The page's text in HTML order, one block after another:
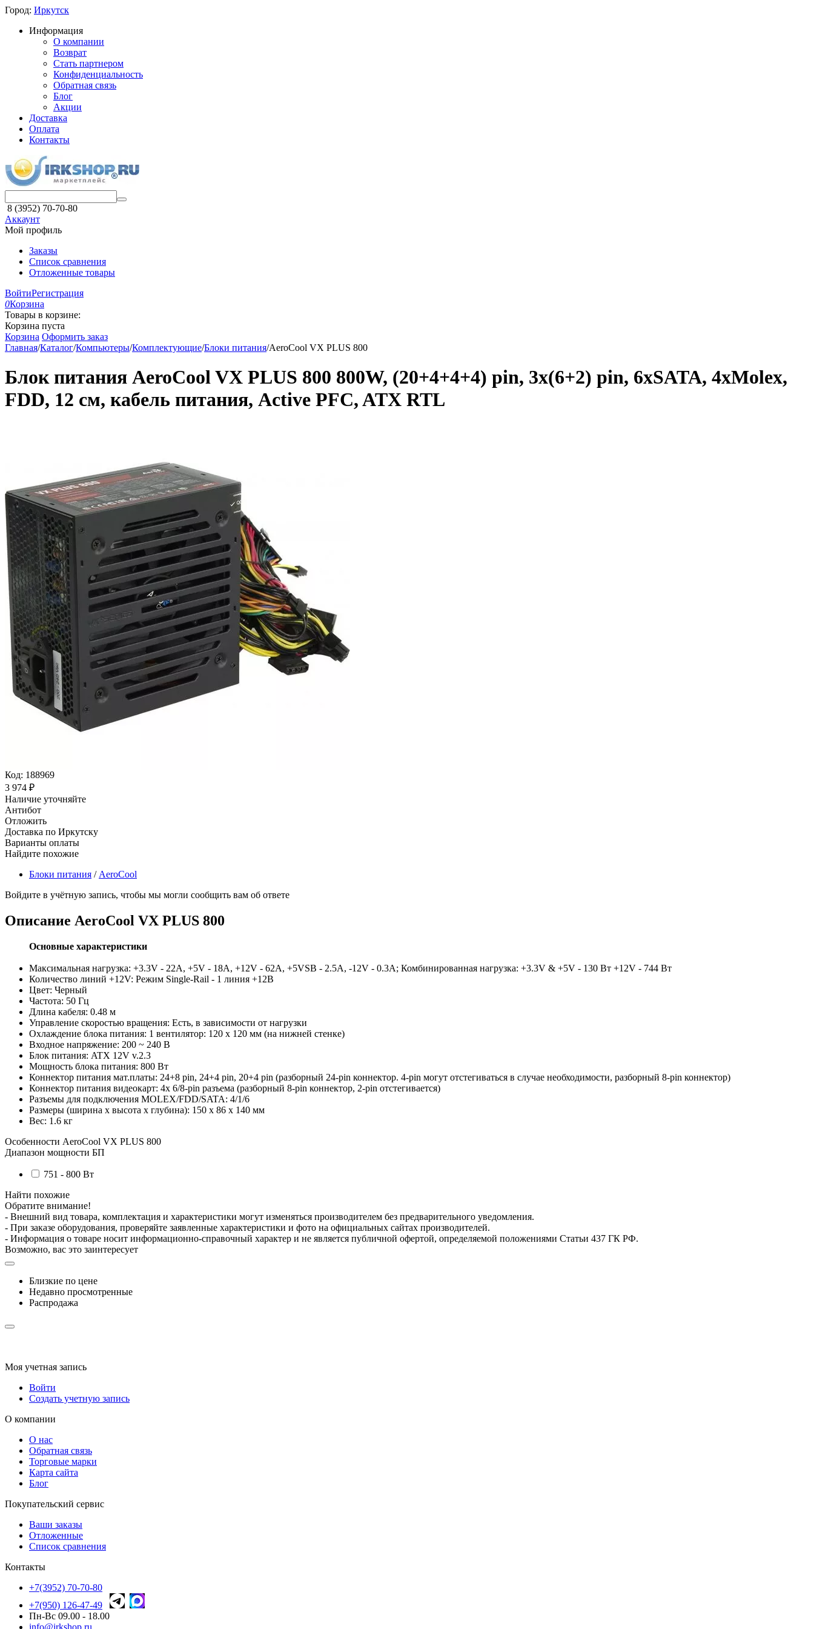
Город: Иркутск
Информация
О компании
Возврат
Стать партнером
Конфиденциальность
Обратная связь
Блог
Акции
Доставка
Оплата
Контакты
8 (3952) 70-70-80
Аккаунт
Мой профиль
Заказы
Список сравнения
Отложенные товары
ВойтиРегистрация
0Корзина
Товары в корзине:
Корзина пуста
Корзина Оформить заказ
Главная/Каталог/Компьютеры/Комплектующие/Блоки питания/AeroCool VX PLUS 800
Блок питания AeroCool VX PLUS 800 800W, (20+4+4+4) pin, 3x(6+2) pin, 6xSATA, 4xMolex,
FDD, 12 см, кабель питания, Active PFC, ATX RTL
Код: 188969
3 974 ₽
Наличие уточняйте
Антибот
Отложить
Доставка по Иркутску
Варианты оплаты
Найдите похожие
Блоки питания / AeroCool
Войдите в учётную запись, чтобы мы могли сообщить вам об ответе
Описание AeroCool VX PLUS 800
Основные характеристики
Максимальная нагрузка: +3.3V - 22A, +5V - 18A, +12V - 62A, +5VSB - 2.5A, -12V - 0.3A; Комбинированная нагрузка: +3.3V & +5V - 130 Вт +12V - 744 Вт
Количество линий +12V: Режим Single-Rail - 1 линия +12В
Цвет: Черный
Частота: 50 Гц
Длина кабеля: 0.48 м
Управление скоростью вращения: Есть, в зависимости от нагрузки
Охлаждение блока питания: 1 вентилятор: 120 x 120 мм (на нижней стенке)
Входное напряжение: 200 ~ 240 В
Блок питания: ATX 12V v.2.3
Мощность блока питания: 800 Вт
Коннектор питания мат.платы: 24+8 pin, 24+4 pin, 20+4 pin (разборный 24-pin коннектор. 4-pin могут отстегиваться в случае необходимости, разборный 8-pin коннектор)
Коннектор питания видеокарт: 4x 6/8-pin разъема (разборный 8-pin коннектор, 2-pin отстегивается)
Разъемы для подключения MOLEX/FDD/SATA: 4/1/6
Размеры (ширина x высота x глубина): 150 x 86 x 140 мм
Вес: 1.6 кг
Особенности AeroCool VX PLUS 800
Диапазон мощности БП
751 - 800 Вт
Найти похожие
Обратите внимание!
- Внешний вид товара, комплектация и характеристики могут изменяться производителем без предварительного уведомления.
- При заказе оборудования, проверяйте заявленные характеристики и фото на официальных сайтах производителей.
- Информация о товаре носит информационно-справочный характер и не является публичной офертой, определяемой положениями Статьи 437 ГК РФ.
Возможно, вас это заинтересует
Близкие по цене
Недавно просмотренные
Распродажа
Моя учетная запись
Войти
Создать учетную запись
О компании
О нас
Обратная связь
Торговые марки
Карта сайта
Блог
Покупательский сервис
Ваши заказы
Отложенные
Список сравнения
Контакты
+7(3952) 70-70-80
+7(950) 126-47-49
Пн-Вс 09.00 - 18.00
info@irkshop.ru